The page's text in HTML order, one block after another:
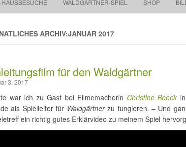
WALDGÄRTNER-SPIEL SHOP
ARCHIV:JANUAR 2017
für den Waldgärtner
3, 2017
war ich zu Gast bei Filmemacherin Christine Boock
als Spielleiter für Waldgärtnerzu fungieren. – Und
ein richtig gutes Erklärvideo zu meinem Spiel